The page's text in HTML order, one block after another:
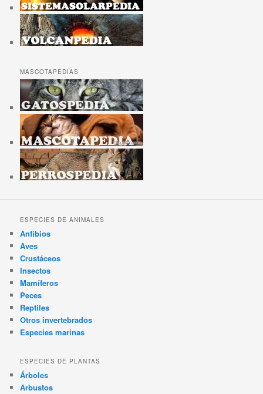
MASCOTAPEDIAS
ESPECIES DE ANIMALES
Anfibios
Aves
Crustáceos
Insectos
Mamíferos
Peces
Reptiles
Otros invertebrados
Especies marinas
ESPECIES DE PLANTAS
Árboles
Arbustos